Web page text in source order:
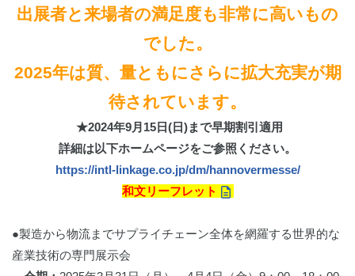
出展者と来場者の満足度も非常に高いもの
でした。
2025年は質、量ともにさらに拡大充実が期
待されています。
★2024年9月15日(日)まで早期割引適用
詳細は以下ホームページをご参照ください。
https://intl-linkage.co.jp/dm/hannovermesse/
和文リーフレット
●製造から物流までサプライチェーン全体を網羅する世界的な
産業技術の専門展示会